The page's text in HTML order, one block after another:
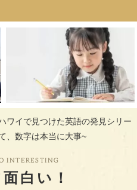
ワイで見つけた英語の発見シリー
、数字は本当に大事~
INTERESTING
白い！